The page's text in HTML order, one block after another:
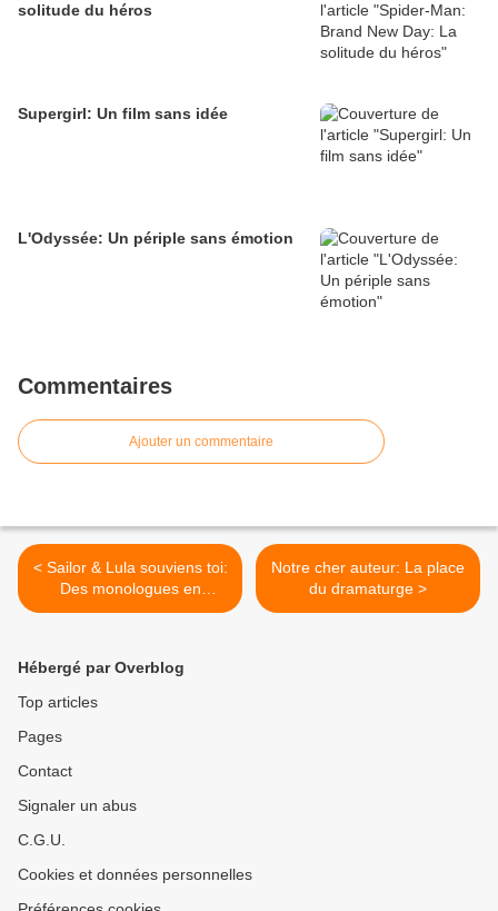
solitude du héros
Supergirl: Un film sans idée
L'Odyssée: Un périple sans émotion
Commentaires
Ajouter un commentaire
< Sailor & Lula souviens toi:
Des monologues en
conversation
Notre cher auteur: La place
du dramaturge >
Hébergé par Overblog
Top articles
Pages
Contact
Signaler un abus
C.G.U.
Cookies et données personnelles